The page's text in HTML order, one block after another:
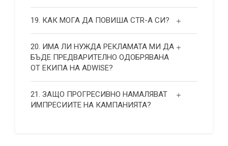
19. КАК МОГА ДА ПОВИША СТR-А СИ?
20. ИМА ЛИ НУЖДА РЕКЛАМАТА МИ ДА
БЪДЕ ПРЕДВАРИТЕЛНО ОДОБРЯВАНА
ОТ ЕКИПА НА ADWISE?
21. ЗАЩО ПРОГРЕСИВНО НАМАЛЯВАТ
ИМПРЕСИИТЕ НА КАМПАНИЯТА?